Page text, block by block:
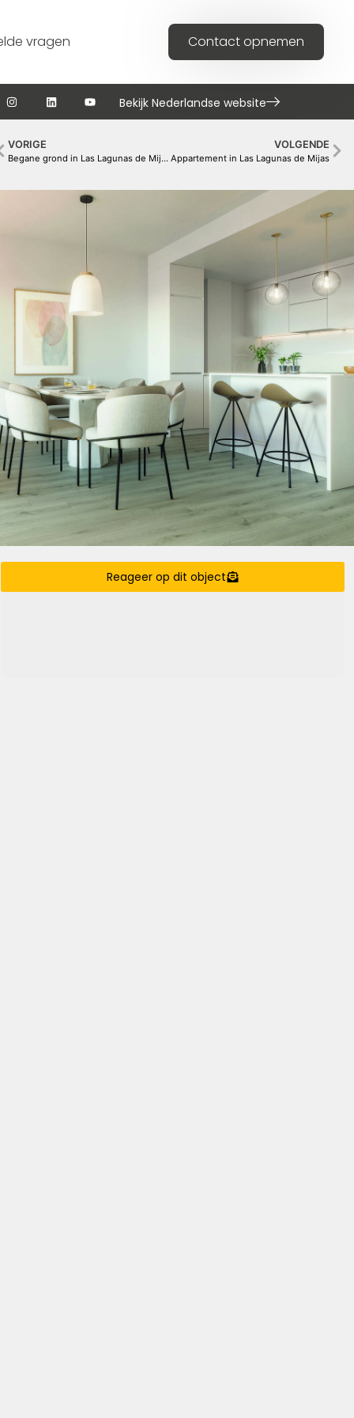
vragen Contact opnemen
Bekijk Nederlandse website
VORIGE
Begane grond in Las Lagunas de Mijas
VOLGENDE
Appartement in Las Lagunas de Mijas
Reageer op dit object